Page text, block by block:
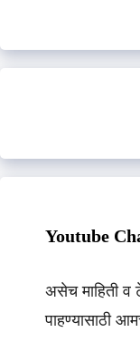
Youtube
असेच माहिती व
पाहण्यासाठी